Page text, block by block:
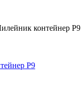
контейнер
Р9